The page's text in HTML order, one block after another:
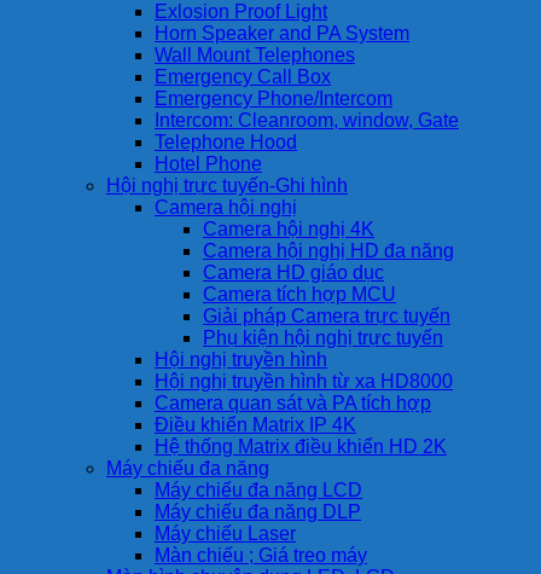
Exlosion Proof Light
Horn Speaker and PA System
Wall Mount Telephones
Emergency Call Box
Emergency Phone/Intercom
Intercom: Cleanroom, window, Gate
Telephone Hood
Hotel Phone
Hội nghị trực tuyến-Ghi hình
Camera hội nghị
Camera hội nghị 4K
Camera hội nghị HD đa năng
Camera HD giáo dục
Camera tích hợp MCU
Giải pháp Camera trực tuyến
Phụ kiện hội nghị trực tuyến
Hội nghị truyền hình
Hội nghị truyền hình từ xa HD8000
Camera quan sát và PA tích hợp
Điều khiển Matrix IP 4K
Hệ thống Matrix điều khiển HD 2K
Máy chiếu đa năng
Máy chiếu đa năng LCD
Máy chiếu đa năng DLP
Máy chiếu Laser
Màn chiếu ; Giá treo máy